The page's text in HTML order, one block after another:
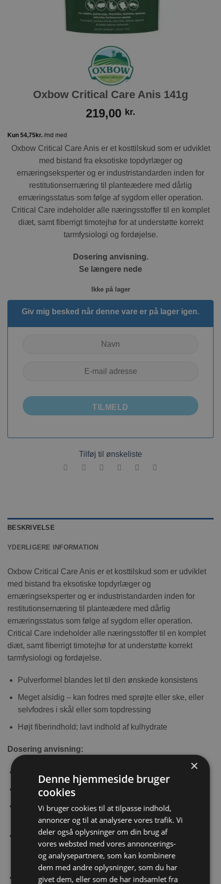
Oxbow Critical Care Anis 141g
219,00 kr.
Oxbow Critical Care Anis er et kosttilskud som er udviklet
med bistand fra eksotiske topdyrlæger og
ernæringseksperter og er industristandarden inden for
restitutionsernæring til planteædere med dårlig
ernæringsstatus som følge af sygdom eller operation.
Critical Care indeholder alle næringsstoffer til en komplet
diæt, samt fiberrigt timotejhø for at understøtte korrekt
tarmfysiologi og fordøjelse.
Dosering anvisning.
Se længere nede
Ikke på lager
Giv mig besked når denne vare er på lager igen.
TILMELD
Tilføj til ønskeliste
BESKRIVELSE
YDERLIGERE INFORMATION
Oxbow Critical Care Anis er et kosttilskud som er udviklet
med bistand fra eksotiske topdyrlæger og
ernæringseksperter og er industristandarden inden for
restitutionsernæring til planteædere med dårlig
ernæringsstatus som følge af sygdom eller operation.
Critical Care indeholder alle næringsstoffer til en komplet
diæt, samt fiberrigt timotejhø for at understøtte korrekt
tarmfysiologi og fordøjelse.
Pulverformel blandes let til den ønskede konsistens
Meget alsidig – kan fodres med sprøjte eller ske, eller
selvfodres i skål eller som topdressing
Højt fiberindhold; lavt indhold af kulhydrate
Dosering anvisning:
1 spiseske indeholder ca. 9 gram
1 del pulver blandes med 2 dele vand (kogt afkølet
vand). Ryst blandingen meget grundigt før brug
Fordel dagsmængden på 4-6 måltider med mindre
dyrlægen anbefaler andet. Dyret bør altid have adgang
til frisk vand
Opbevares køligt og tørt. Opblandet pulver kasseres
×
Denne hjemmeside bruger
cookies
Vi bruger cookies til at tilpasse indhold,
annoncer og til at analysere vores trafik. Vi
deler også oplysninger om din brug af
vores websted med vores annoncerings-
og analysepartnere, som kan kombinere
dem med andre oplysninger, som du har
givet dem, eller som de har indsamlet fra